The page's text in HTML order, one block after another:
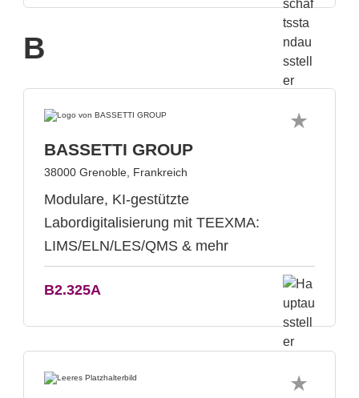
B
BASSETTI GROUP
38000 Grenoble, Frankreich
Modulare, KI-gestützte
Labordigitalisierung mit TEEXMA:
LIMS/ELN/LES/QMS & mehr
B2.325A